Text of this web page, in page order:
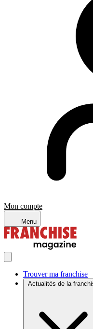
Mon compte
Menu
Trouver ma franchise
Actualités de la